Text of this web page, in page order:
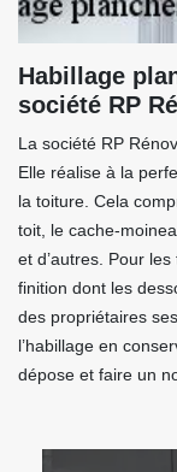
Habillage
société RP
La société RP
Elle réalise à la
la toiture. Cela
toit, le cache-
et d’autres. Pour
finition dont les
des propriétaires
l’habillage en
dépose et faire un